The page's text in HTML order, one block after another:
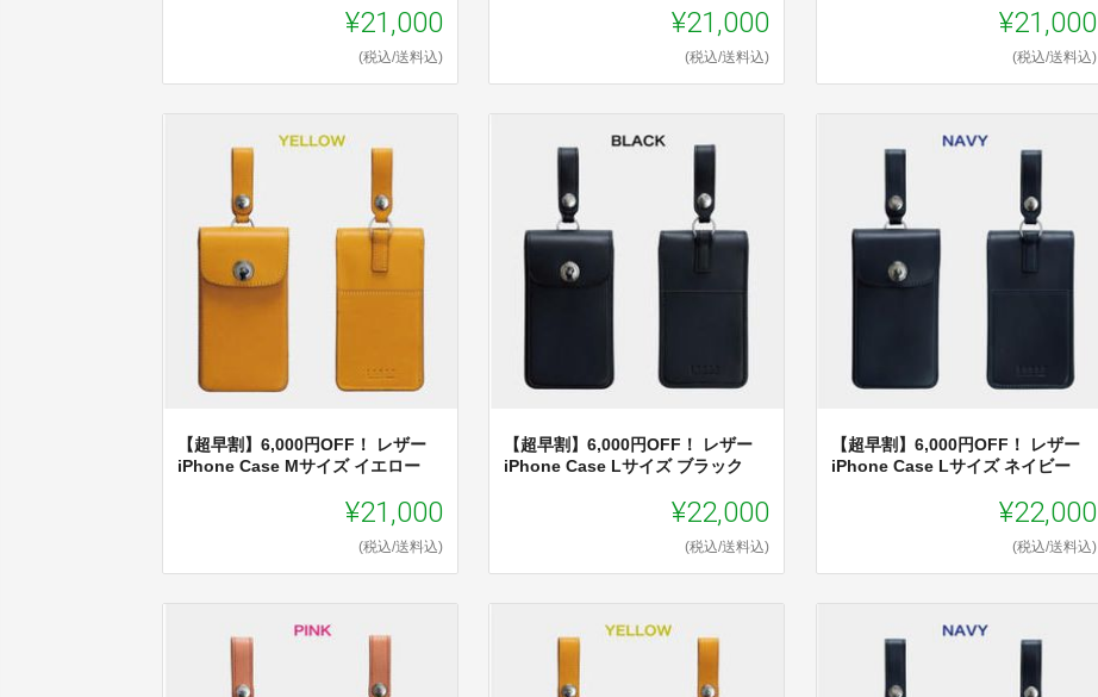
¥21,000
(税込/送料込)
¥21,000
(税込/送料込)
¥21,000
(税込/送料込)
【超早割】6,000円OFF！ レザー
iPhone Case Mサイズ イエロー
¥21,000
(税込/送料込)
【超早割】6,000円OFF！ レザー
iPhone Case Lサイズ ブラック
¥22,000
(税込/送料込)
【超早割】6,000円OFF！ レザー
iPhone Case Lサイズ ネイビー
¥22,000
(税込/送料込)